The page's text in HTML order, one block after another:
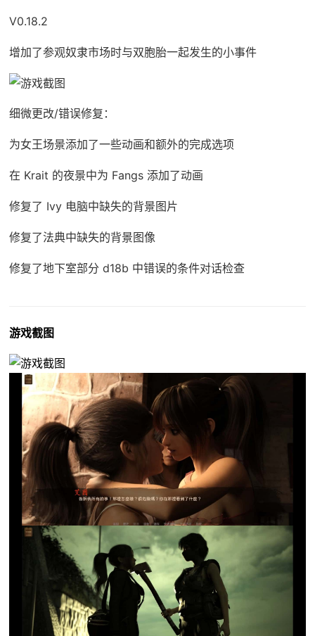
V0.18.2
增加了参观奴隶市场时与双胞胎一起发生的小事件
细微更改/错误修复：
为女王场景添加了一些动画和额外的完成选项
在 Krait 的夜景中为 Fangs 添加了动画
修复了 Ivy 电脑中缺失的背景图片
修复了法典中缺失的背景图像
修复了地下室部分 d18b 中错误的条件对话检查
游戏截图